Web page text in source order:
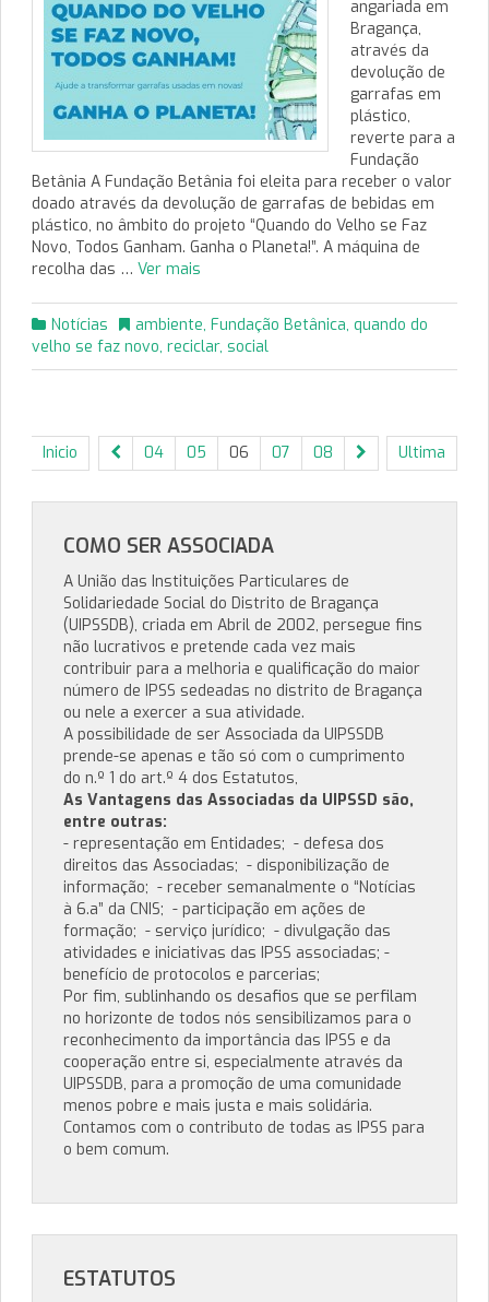
angariada em
Bragança,
através da
devolução de
garrafas em
plástico,
reverte para a
Fundação
Betânia A Fundação Betânia foi eleita para receber o valor
doado através da devolução de garrafas de bebidas em
plástico, no âmbito do projeto “Quando do Velho se Faz
Novo, Todos Ganham. Ganha o Planeta!”. A máquina de
recolha das … Ver mais
Notícias ambiente, Fundação Betânica, quando do
velho se faz novo, reciclar, social
Inicio 04 05 06 07 08 Ultima
COMO SER ASSOCIADA
A União das Instituições Particulares de
Solidariedade Social do Distrito de Bragança
(UIPSSDB), criada em Abril de 2002, persegue fins
não lucrativos e pretende cada vez mais
contribuir para a melhoria e qualificação do maior
número de IPSS sedeadas no distrito de Bragança
ou nele a exercer a sua atividade.
A possibilidade de ser Associada da UIPSSDB
prende-se apenas e tão só com o cumprimento
do n.º 1 do art.º 4 dos Estatutos,
As Vantagens das Associadas da UIPSSD são,
entre outras:
- representação em Entidades; - defesa dos
direitos das Associadas; - disponibilização de
informação; - receber semanalmente o “Notícias
à 6.a” da CNIS; - participação em ações de
formação; - serviço jurídico; - divulgação das
atividades e iniciativas das IPSS associadas; -
benefício de protocolos e parcerias;
Por fim, sublinhando os desafios que se perfilam
no horizonte de todos nós sensibilizamos para o
reconhecimento da importância das IPSS e da
cooperação entre si, especialmente através da
UIPSSDB, para a promoção de uma comunidade
menos pobre e mais justa e mais solidária.
Contamos com o contributo de todas as IPSS para
o bem comum.
ESTATUTOS